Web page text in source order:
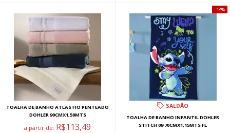
TOALHA DE BANHO ATLAS FIO PENTEADO
DOHLER 90CMX1,50MTS
a partir de: R$113,49
SALDÃO
TOALHA DE BANHO INFANTIL DOHLER
STITCH 09 70CMX1,15MTS FL
18%